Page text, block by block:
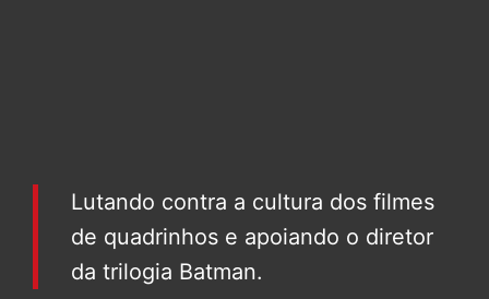
Lutando contra a cultura dos filmes
de quadrinhos e apoiando o diretor
da trilogia Batman.